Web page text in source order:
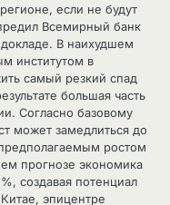
если не будут
Всемирный банк
В наихудшем
институтом в
самый резкий спад
большая часть
Согласно базовому
может замедлиться до
ростом
прогнозе экономика
создавая потенциал
эпицентре